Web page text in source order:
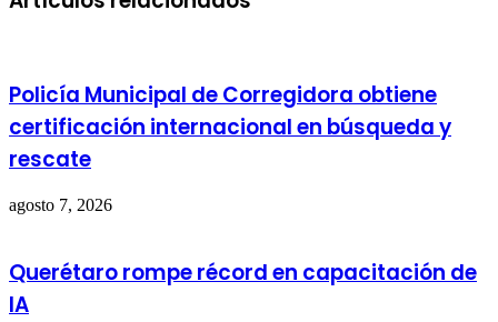
Policía Municipal de Corregidora obtiene
certificación internacional en búsqueda y
rescate
agosto 7, 2026
Querétaro rompe récord en capacitación de
IA